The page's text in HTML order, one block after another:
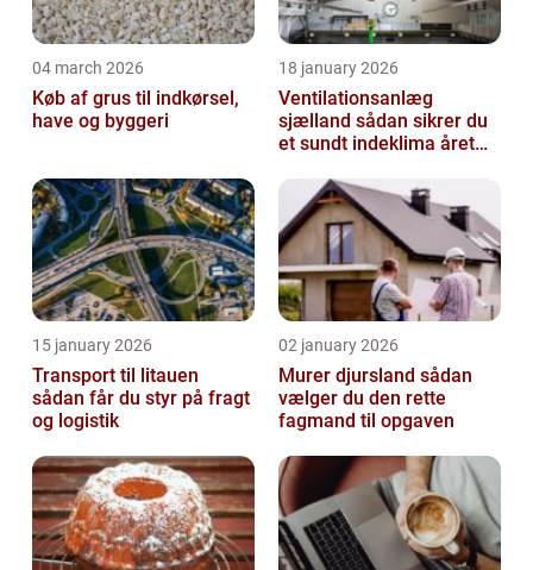
04 march 2026
Køb af grus til indkørsel,
have og byggeri
18 january 2026
Ventilationsanlæg
sjælland sådan sikrer du
et sundt indeklima året
15 january 2026
Transport til litauen
sådan får du styr på fragt
og logistik
02 january 2026
Murer djursland sådan
vælger du den rette
fagmand til opgaven